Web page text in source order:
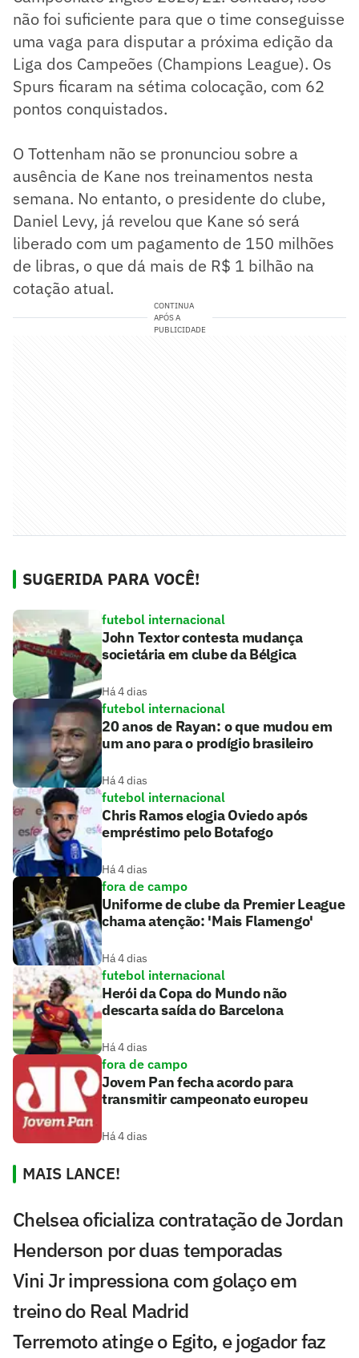
não foi suficiente para que o time conseguisse
uma vaga para disputar a próxima edição da
Liga dos Campeões (Champions League). Os
Spurs ficaram na sétima colocação, com 62
pontos conquistados.
O Tottenham não se pronunciou sobre a
ausência de Kane nos treinamentos nesta
semana. No entanto, o presidente do clube,
Daniel Levy, já revelou que Kane só será
liberado com um pagamento de 150 milhões
de libras, o que dá mais de R$ 1 bilhão na
cotação atual.
CONTINUA
APÓS A
PUBLICIDADE
SUGERIDA PARA VOCÊ!
futebol internacional
John Textor contesta mudança
societária em clube da Bélgica
Há 4 dias
futebol internacional
20 anos de Rayan: o que mudou em
um ano para o prodígio brasileiro
Há 4 dias
futebol internacional
Chris Ramos elogia Oviedo após
empréstimo pelo Botafogo
Há 4 dias
fora de campo
Uniforme de clube da Premier League
chama atenção: 'Mais Flamengo'
Há 4 dias
futebol internacional
Herói da Copa do Mundo não
descarta saída do Barcelona
Há 4 dias
fora de campo
Jovem Pan fecha acordo para
transmitir campeonato europeu
Há 4 dias
MAIS LANCE!
Chelsea oficializa contratação de Jordan
Henderson por duas temporadas
Vini Jr impressiona com golaço em
treino do Real Madrid
Terremoto atinge o Egito, e jogador faz